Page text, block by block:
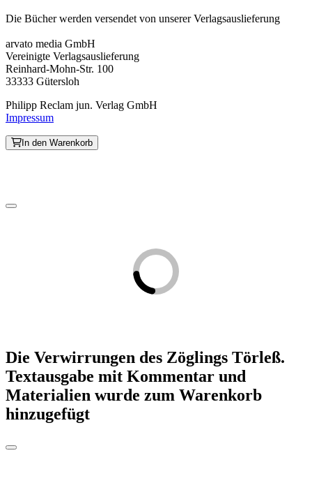
Die Bücher werden versendet von unserer Verlagsauslieferung
arvato media GmbH
Vereinigte Verlagsauslieferung
Reinhard-Mohn-Str. 100
33333 Gütersloh
Philipp Reclam jun. Verlag GmbH
Impressum
In den Warenkorb
Die Verwirrungen des Zöglings Törleß.
Textausgabe mit Kommentar und
Materialien wurde zum Warenkorb
hinzugefügt